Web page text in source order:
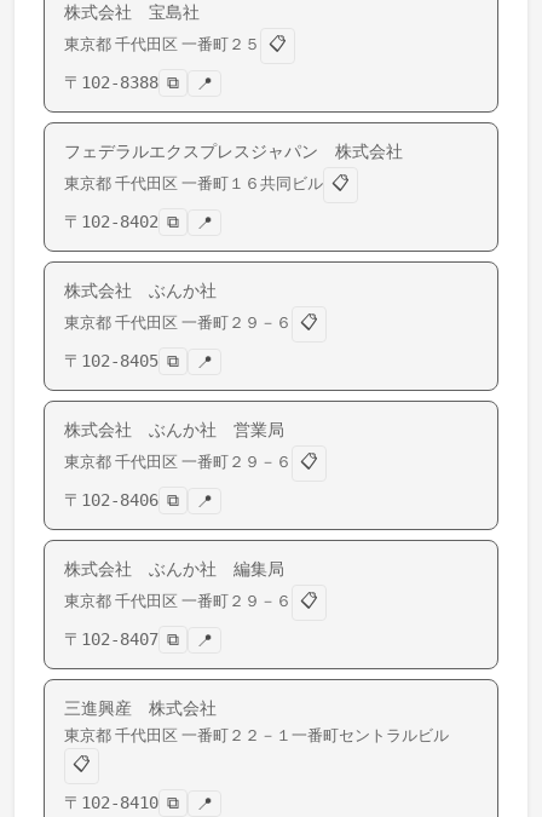
株式会社 宝島社
東京都 千代田区 一番町 ２５
📋
〒 102-8388 ⧉ 📍
フェデラルエクスプレスジャパン 株式会社
東京都 千代田区 一番町 １６共同ビル 📋
〒 102-8402 ⧉ 📍
株式会社 ぶんか社
東京都 千代田区 一番町 ２９－６
📋
〒 102-8405 ⧉ 📍
株式会社 ぶんか社 営業局
東京都 千代田区 一番町 ２９－６
📋
〒 102-8406 ⧉ 📍
株式会社 ぶんか社 編集局
東京都 千代田区 一番町 ２９－６
📋
〒 102-8407 ⧉ 📍
三進興産 株式会社
東京都 千代田区 一番町 ２２－１一番町セントラルビル
📋
〒 102-8410 ⧉ 📍